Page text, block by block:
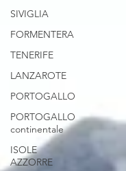
SIVIGLIA
FORMENTERA
TENERIFE
LANZAROTE
PORTOGALLO
PORTOGALLO
continentale
ISOLE
AZZORRE